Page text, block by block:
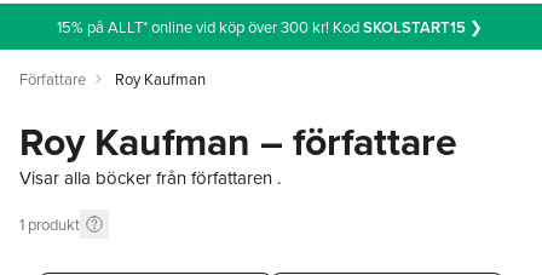
15% på ALLT* online vid köp över 300 kr! KodSKOLSTART15❯
Författare Roy Kaufman
Roy Kaufman – författare
Visar alla böcker från författaren .
1 produkt